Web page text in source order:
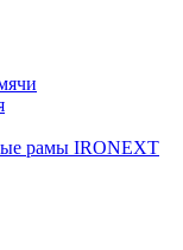
рамы IRONEXT